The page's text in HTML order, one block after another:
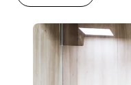
Modern Work